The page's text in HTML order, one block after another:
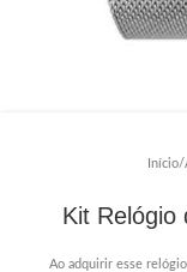
Início/
Kit Relógio
Ao adquirir esse